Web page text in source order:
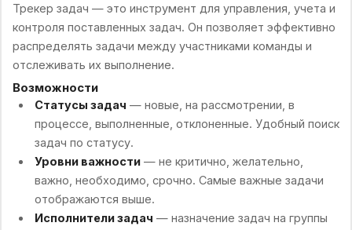
Трекер задач — это инструмент для управления, учета и
контроля поставленных задач. Он позволяет эффективно
распределять задачи между участниками команды и
отслеживать их выполнение.
Возможности
Статусы задач — новые, на рассмотрении, в
процессе, выполненные, отклоненные. Удобный поиск
задач по статусу.
Уровни важности— не критично, желательно,
важно, необходимо, срочно. Самые важные задачи
отображаются выше.
Исполнители задач — назначение задач на группы